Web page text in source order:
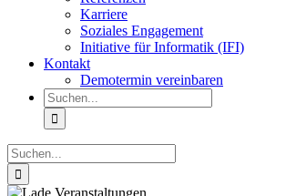
Karriere
Soziales Engagement
Initiative für Informatik (IFI)
Kontakt
Demotermin vereinbaren
Suche
nach:
Suche
nach: